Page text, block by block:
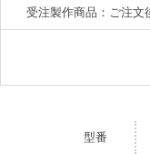
受注製作商品：ご注文
型番